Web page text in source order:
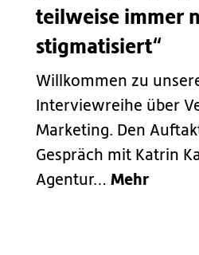
teilweise immer
stigmatisiert“
Willkommen zu
Interviewreihe über
Marketing. Den
Gespräch mit Katrin
Agentur… Mehr